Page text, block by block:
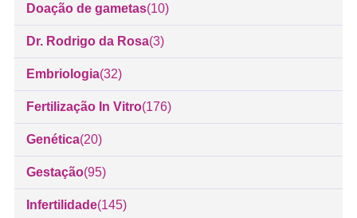
Doação de gametas(10)
Dr. Rodrigo da Rosa(3)
Embriologia(32)
Fertilização In Vitro(176)
Genética(20)
Gestação(95)
Infertilidade(145)